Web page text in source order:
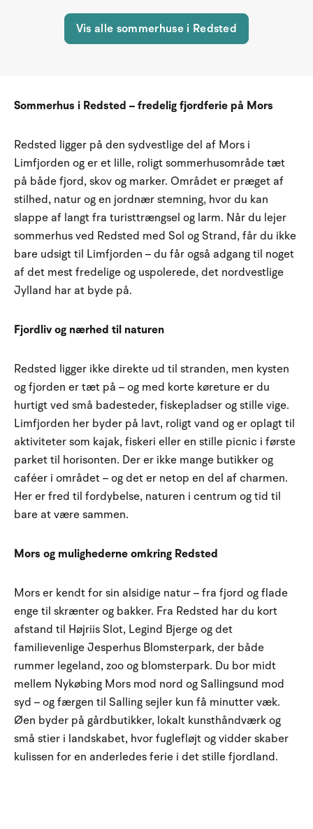
Vis alle sommerhuse i Redsted
Sommerhus i Redsted – fredelig fjordferie på Mors
Redsted ligger på den sydvestlige del af Mors i
Limfjorden og er et lille, roligt sommerhusområde tæt
på både fjord, skov og marker. Området er præget af
stilhed, natur og en jordnær stemning, hvor du kan
slappe af langt fra turisttrængsel og larm. Når du lejer
sommerhus ved Redsted med Sol og Strand, får du ikke
bare udsigt til Limfjorden – du får også adgang til noget
af det mest fredelige og uspolerede, det nordvestlige
Jylland har at byde på.
Fjordliv og nærhed til naturen
Redsted ligger ikke direkte ud til stranden, men kysten
og fjorden er tæt på – og med korte køreture er du
hurtigt ved små badesteder, fiskepladser og stille vige.
Limfjorden her byder på lavt, roligt vand og er oplagt til
aktiviteter som kajak, fiskeri eller en stille picnic i første
parket til horisonten. Der er ikke mange butikker og
caféer i området – og det er netop en del af charmen.
Her er fred til fordybelse, naturen i centrum og tid til
bare at være sammen.
Mors og mulighederne omkring Redsted
Mors er kendt for sin alsidige natur – fra fjord og flade
enge til skrænter og bakker. Fra Redsted har du kort
afstand til Højriis Slot, Legind Bjerge og det
familievenlige Jesperhus Blomsterpark, der både
rummer legeland, zoo og blomsterpark. Du bor midt
mellem Nykøbing Mors mod nord og Sallingsund mod
syd – og færgen til Salling sejler kun få minutter væk.
Øen byder på gårdbutikker, lokalt kunsthåndværk og
små stier i landskabet, hvor fuglefløjt og vidder skaber
kulissen for en anderledes ferie i det stille fjordland.